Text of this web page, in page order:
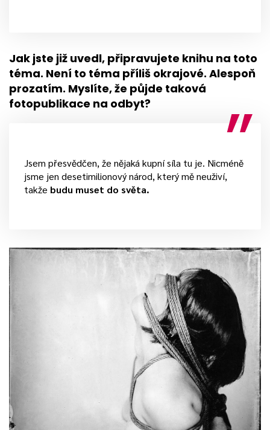
Jak jste již uvedl, připravujete knihu na toto
téma. Není to téma příliš okrajové. Alespoň
prozatím. Myslíte, že půjde taková
fotopublikace na odbyt?
Jsem přesvědčen, že nějaká kupní síla tu je. Nicméně
jsme jen desetimilionový národ, který mě neuživí,
takže budu muset do světa.